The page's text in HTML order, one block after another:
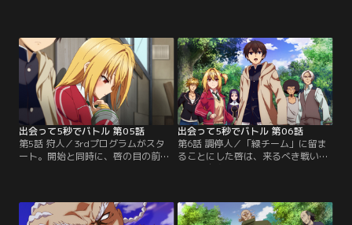
椎鈴や引っ込み思案な女子高生・
多々良りんごの姿があり、双方一進
一退の攻防を繰り広げる。勝敗の行
く末を決める重要な一戦、満を持し
て霧崎が登場する。【提供：バンダ
イチャンネル】
は、対戦を通して冷静に自身の能力
を検証し、より理解を深めていく。
チームの勝敗がかかった最終戦、優
利はこのゲームに参加するキッカケ
を作った因縁の男、星野王子と対峙
することになるが……！？【提供：
バンダイチャンネル】
出会って5秒でバトル 第05話
第5話 狩人／3rdプログラムがスタ
ート。開始と同時に、啓の目の前に
派閥があり「赤チーム」は危険な連
中が仕切っていて、自分たちは「緑
出会って5秒でバトル 第06話
第6話 調停人／「緑チーム」に留ま
ることにした啓は、来るべき戦いに
備えて自身の本当の能力を優利に告
するが、そこには「赤チーム」のリ
ーダー大神と黒岩らが「緑チーム」